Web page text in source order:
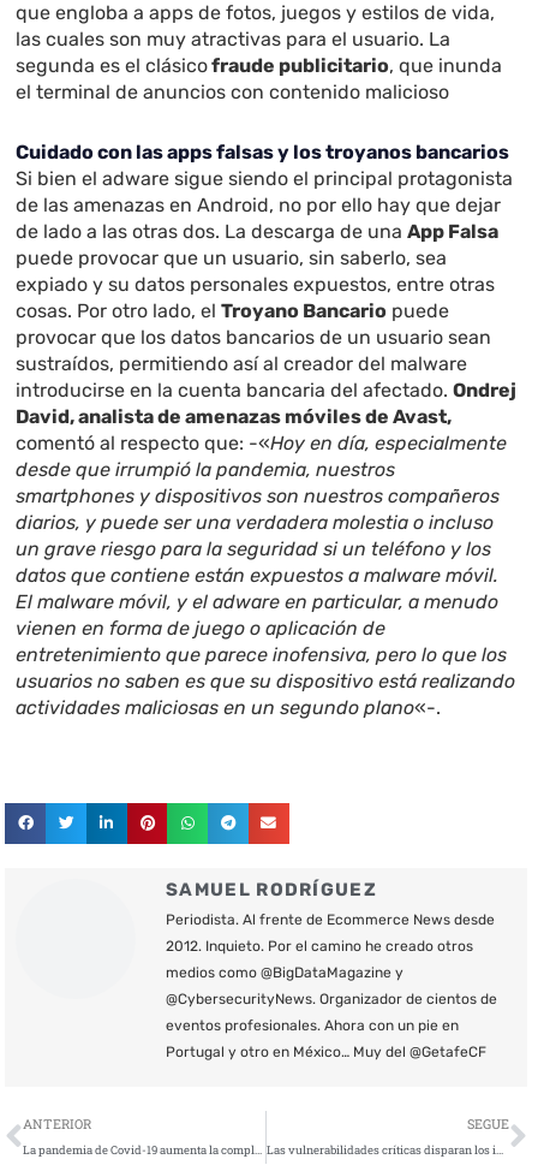
que engloba a apps de fotos, juegos y estilos de vida,
las cuales son muy atractivas para el usuario. La
segunda es el clásicofraude publicitario, que inunda
el terminal de anuncios con contenido malicioso
Cuidado con las apps falsas y los troyanos bancarios
Si bien el adware sigue siendo el principal protagonista
de las amenazas en Android, no por ello hay que dejar
de lado a las otras dos. La descarga de unaApp Falsa
puede provocar que un usuario, sin saberlo, sea
expiado y su datos personales expuestos, entre otras
cosas. Por otro lado, elTroyano Bancario puede
provocar que los datos bancarios de un usuario sean
sustraídos, permitiendo así al creador del malware
introducirse en la cuenta bancaria del afectado.Ondrej
David, analista de amenazas móviles de Avast,
comentó al respecto que: -«Hoy en día, especialmente
desde que irrumpió la pandemia, nuestros
smartphones y dispositivos son nuestros compañeros
diarios, y puede ser una verdadera molestia o incluso
un grave riesgo para la seguridad si un teléfono y los
datos que contiene están expuestos a malware móvil.
El malware móvil, y el adware en particular, a menudo
vienen en forma de juego o aplicación de
entretenimiento que parece inofensiva, pero lo que los
usuarios no saben es que su dispositivo está realizando
actividades maliciosas en un segundo plano«-.
SAMUEL RODRÍGUEZ
Periodista. Al frente de Ecommerce News desde
2012. Inquieto. Por el camino he creado otros
medios como @BigDataMagazine y
@CybersecurityNews. Organizador de cientos de
eventos profesionales. Ahora con un pie en
Portugal y otro en México… Muy del @GetafeCF
Ant
ANTERIOR
La pandemia de Covid-19 aumenta la complejidad de amenazas y ataques de ciberseguridad
SEGUE
Las vulnerabilidades críticas disparan los incidentes ciber a nivel mundial